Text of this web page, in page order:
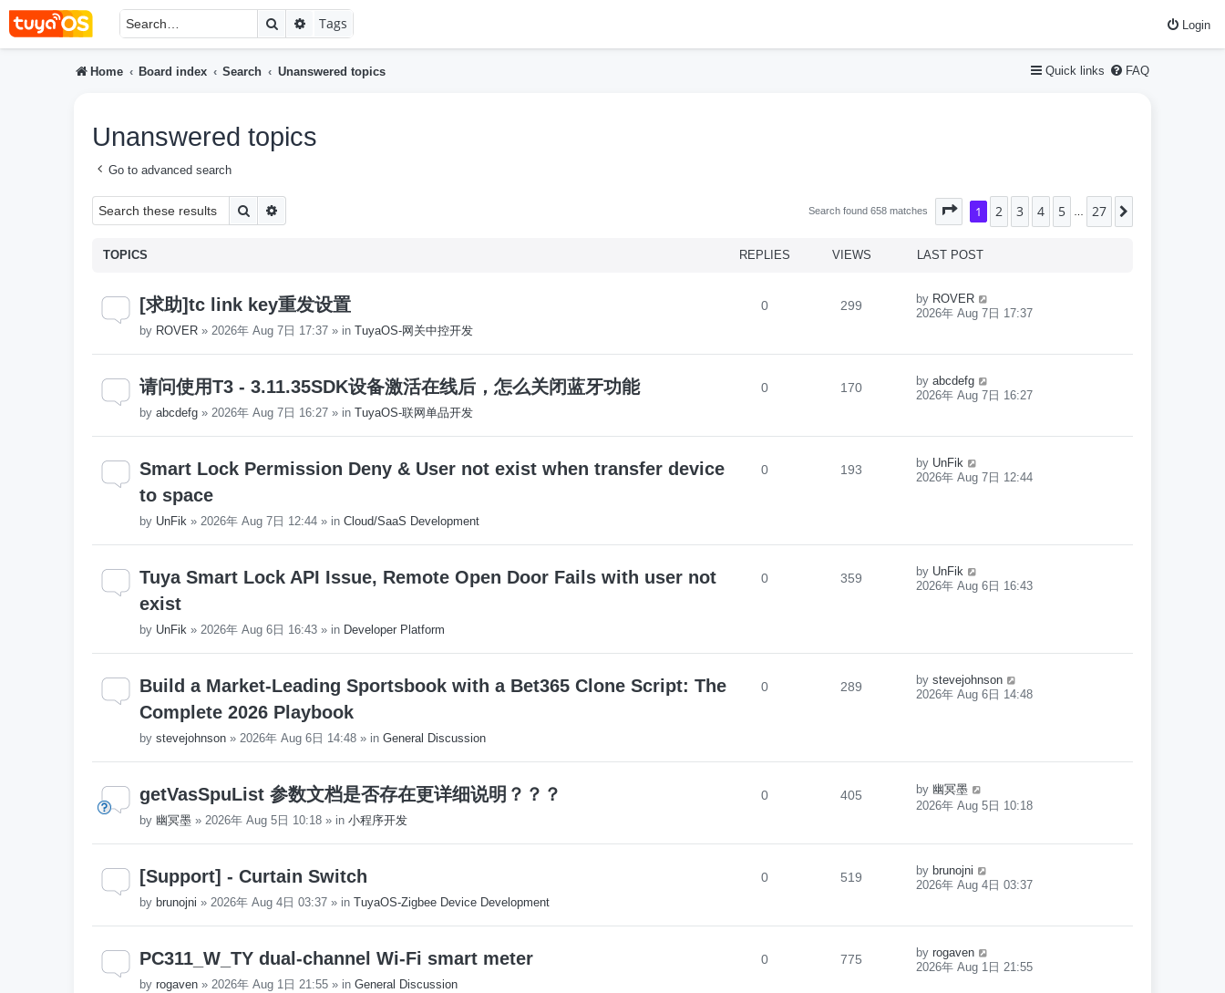
Login
SearchAdvanced search
Tags
Quick links FAQ
Home Board index Search Unanswered topics
Unanswered topics
Go to advanced search
Search Search found 658 matches Page 1of27
1 2 3 4 5 27
TOPICS REPLIES VIEWS LAST POST
[求助]tc link key重发设置
by ROVER » 2026年 Aug 7日 17:37 » in TuyaOS-网关中控开发
0 299 by ROVER
2026年 Aug 7日 17:37
请问使用T3 - 3.11.35SDK设备激活在线后，怎么关闭蓝牙功能
by abcdefg » 2026年 Aug 7日 16:27 » in TuyaOS-联网单品开发
0 170 by abcdefg
2026年 Aug 7日 16:27
Smart Lock Permission Deny & User not exist when transfer device
to space
by UnFik » 2026年 Aug 7日 12:44 » in Cloud/SaaS Development
0 193 by UnFik
2026年 Aug 7日 12:44
Tuya Smart Lock API Issue, Remote Open Door Fails with user not
exist
by UnFik » 2026年 Aug 6日 16:43 » in Developer Platform
0 359 by UnFik
2026年 Aug 6日 16:43
Build a Market-Leading Sportsbook with a Bet365 Clone Script: The
Complete 2026 Playbook
by stevejohnson » 2026年 Aug 6日 14:48 » in General Discussion
0 289 by stevejohnson
2026年 Aug 6日 14:48
getVasSpuList 参数文档是否存在更详细说明？？？
by 幽冥墨 » 2026年 Aug 5日 10:18 » in 小程序开发
0 405 by 幽冥墨
2026年 Aug 5日 10:18
[Support] - Curtain Switch
by brunojni » 2026年 Aug 4日 03:37 » in TuyaOS-Zigbee Device Development
0 519 by brunojni
2026年 Aug 4日 03:37
PC311_W_TY dual-channel Wi-Fi smart meter
by rogaven » 2026年 Aug 1日 21:55 » in General Discussion
0 775 by rogaven
2026年 Aug 1日 21:55